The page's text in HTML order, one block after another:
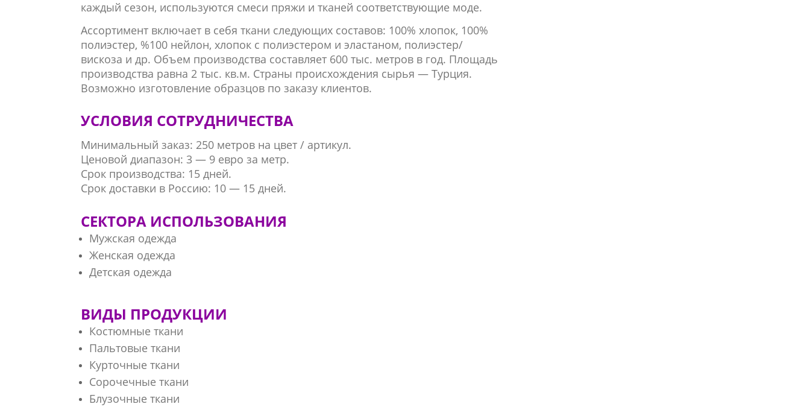
каждый сезон, используются смеси пряжи и тканей соответствующие модe.
Ассортимент включает в себя ткани следующих составов: 100% хлопок, 100%
полиэстер, %100 нейлон, хлопок с полиэстером и эластаном, полиэстер/
вискоза и др. Объем производства составляет 600 тыс. метров в год. Площадь
производства равна 2 тыс. кв.м. Страны происхождения сырья — Турция.
Возможно изготовление образцов по заказу клиентов.
УСЛОВИЯ СОТРУДНИЧЕСТВА
Минимальный заказ: 250 метров на цвет / артикул.
Ценовой диапазон: 3 — 9 евро за метр.
Срок производства: 15 дней.
Срок доставки в Россию: 10 — 15 дней.
СЕКТОРА ИСПОЛЬЗОВАНИЯ
Мужская одежда
Женская одежда
Детская одежда
ВИДЫ ПРОДУКЦИИ
Костюмные ткани
Пальтовые ткани
Курточные ткани
Сорочечные ткани
Блузочные ткани